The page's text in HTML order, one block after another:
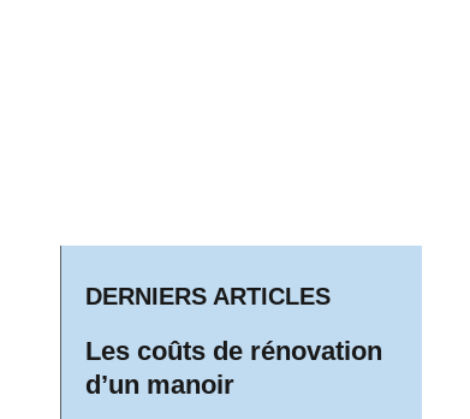
DERNIERS ARTICLES
Les coûts de rénovation
d’un manoir